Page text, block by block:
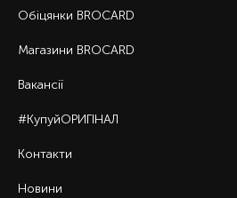
Обіцянки BROCARD
Магазини BROCARD
Вакансії
#КупуйОРИГІНАЛ
Контакти
Новини